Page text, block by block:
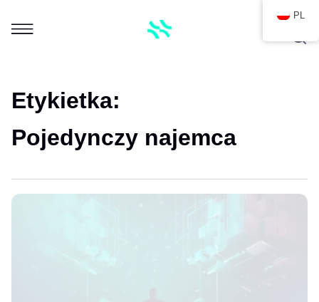
Etykietka:
Pojedynczy najemca
PL